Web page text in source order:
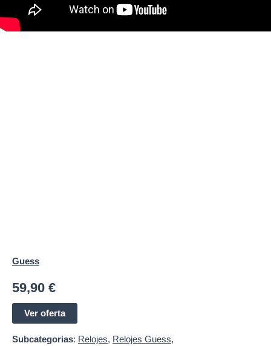
Guess
59,90 €
Ver oferta
Subcategorias: Relojes, Relojes Guess,